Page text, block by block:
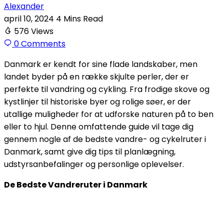
Alexander
april 10, 2024 4 Mins Read
576Views
0Comments
Danmark er kendt for sine flade landskaber, men
landet byder på en række skjulte perler, der er
perfekte til vandring og cykling. Fra frodige skove og
kystlinjer til historiske byer og rolige søer, er der
utallige muligheder for at udforske naturen på to ben
eller to hjul. Denne omfattende guide vil tage dig
gennem nogle af de bedste vandre- og cykelruter i
Danmark, samt give dig tips til planlægning,
udstyrsanbefalinger og personlige oplevelser.
De Bedste Vandreruter i Danmark